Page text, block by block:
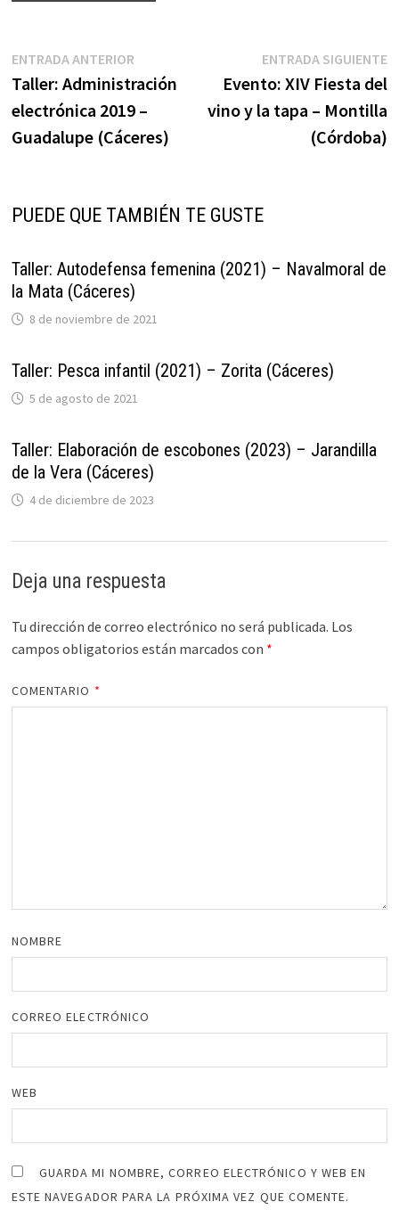
Navegación
de
entradas
ENTRADA ANTERIOREntrada
anterior:
Taller: Administración
electrónica 2019 –
Guadalupe (Cáceres)
ENTRADA SIGUIENTE
Evento: XIV Fiesta del
vino y la tapa – Montilla
(Córdoba)
PUEDE QUE TAMBIÉN TE GUSTE
Taller: Autodefensa femenina (2021) – Navalmoral de
la Mata (Cáceres)
8 de noviembre de 2021
Taller: Pesca infantil (2021) – Zorita (Cáceres)
5 de agosto de 2021
Taller: Elaboración de escobones (2023) – Jarandilla
de la Vera (Cáceres)
4 de diciembre de 2023
Deja una respuesta
Tu dirección de correo electrónico no será publicada. Los
campos obligatorios están marcados con *
COMENTARIO *
NOMBRE
CORREO ELECTRÓNICO
WEB
GUARDA MI NOMBRE, CORREO ELECTRÓNICO Y WEB EN
ESTE NAVEGADOR PARA LA PRÓXIMA VEZ QUE COMENTE.